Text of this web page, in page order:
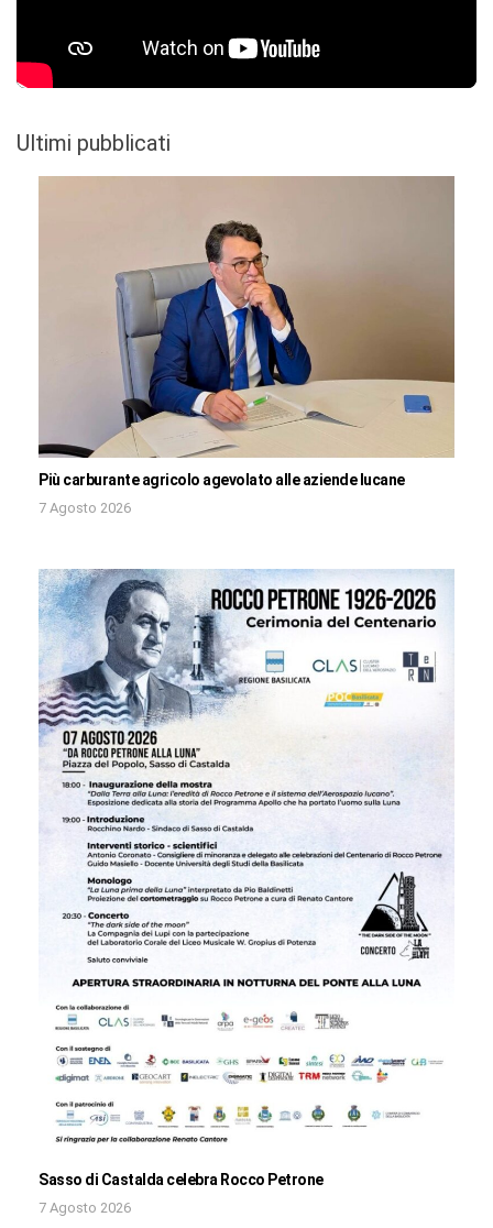
Ultimi pubblicati
Più carburante agricolo agevolato alle aziende lucane
7 Agosto 2026
Sasso di Castalda celebra Rocco Petrone
7 Agosto 2026